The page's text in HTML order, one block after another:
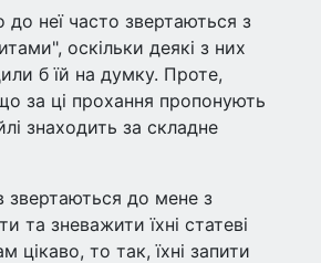
неї часто звертаються з
оскільки деякі з них
б їй на думку. Проте,
за ці прохання пропонують
знаходить за складне
звертаються до мене з
та зневажити їхні статеві
цікаво, то так, їхні запити